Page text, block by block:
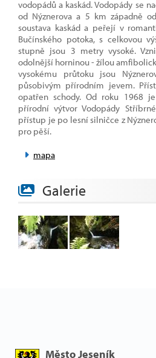
vodopádů a kaskád. Vodopády se
od Nýznerova a 5 km západně
soustava kaskád a peřejí v
Bučínského potoka, s celkovou
stupně jsou 3 metry vysoké.
odolnější horninou - žílou
vysokému průtoku jsou
působivým přírodním jevem.
opatřen schody. Od roku 1968
přírodní výtvor Vodopády
přístup je po lesní silničce z
pro pěší.
mapa
Galerie
Město Jeseník